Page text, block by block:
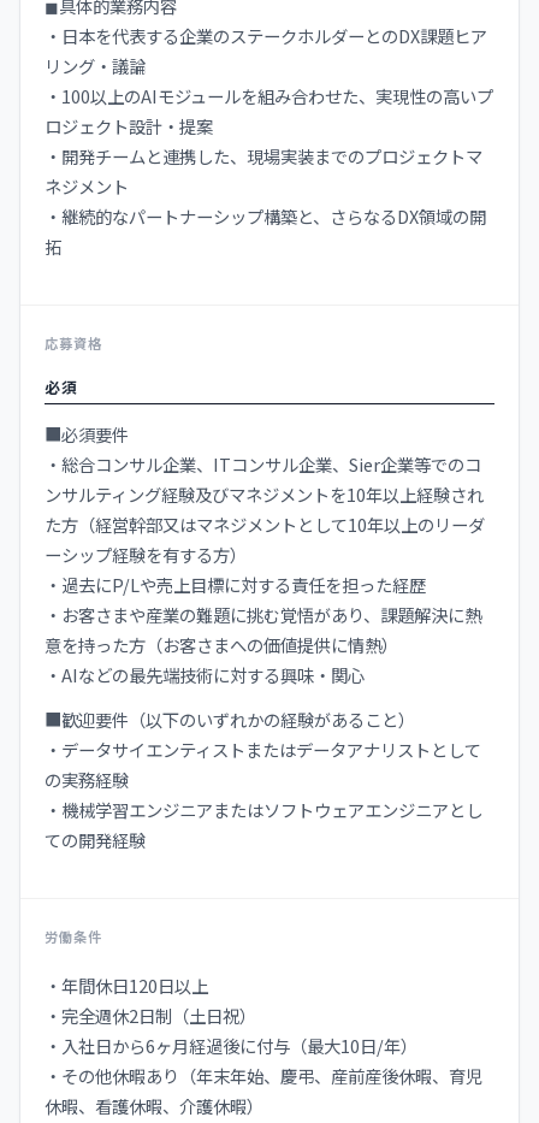
◼︎具体的業務内容
・日本を代表する企業のステークホルダーとのDX課題ヒア
リング・議論
・100以上のAIモジュールを組み合わせた、実現性の高いプ
ロジェクト設計・提案
・開発チームと連携した、現場実装までのプロジェクトマ
ネジメント
・継続的なパートナーシップ構築と、さらなるDX領域の開
拓
応募資格
必須
■必須要件
・総合コンサル企業、ITコンサル企業、Sier企業等でのコ
ンサルティング経験及びマネジメントを10年以上経験され
た方（経営幹部又はマネジメントとして10年以上のリーダ
ーシップ経験を有する方）
・過去にP/Lや売上目標に対する責任を担った経歴
・お客さまや産業の難題に挑む覚悟があり、課題解決に熱
意を持った方（お客さまへの価値提供に情熱）
・AIなどの最先端技術に対する興味・関心
■歓迎要件（以下のいずれかの経験があること）
・データサイエンティストまたはデータアナリストとして
の実務経験
・機械学習エンジニアまたはソフトウェアエンジニアとし
ての開発経験
労働条件
・年間休日120日以上
・完全週休2日制（土日祝）
・入社日から6ヶ月経過後に付与（最大10日/年）
・その他休暇あり（年末年始、慶弔、産前産後休暇、育児
休暇、看護休暇、介護休暇）